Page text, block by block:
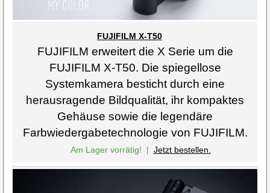
FUJIFILM X-T50
FUJIFILM erweitert die X Serie um die
FUJIFILM X-T50. Die spiegellose
Systemkamera besticht durch eine
herausragende Bildqualität, ihr kompaktes
Gehäuse sowie die legendäre
Farbwiedergabetechnologie von FUJIFILM.
Am Lager vorrätig! | Jetzt bestellen.